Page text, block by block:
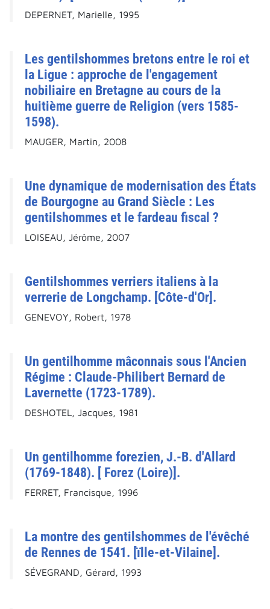
DEPERNET, Marielle, 1995
Les gentilshommes bretons entre le roi et
la Ligue : approche de l'engagement
nobiliaire en Bretagne au cours de la
huitième guerre de Religion (vers 1585-
1598).
MAUGER, Martin, 2008
Une dynamique de modernisation des États
de Bourgogne au Grand Siècle : Les
gentilshommes et le fardeau fiscal ?
LOISEAU, Jérôme, 2007
Gentilshommes verriers italiens à la
verrerie de Longchamp. [Côte-d'Or].
GENEVOY, Robert, 1978
Un gentilhomme mâconnais sous l'Ancien
Régime : Claude-Philibert Bernard de
Lavernette (1723-1789).
DESHOTEL, Jacques, 1981
Un gentilhomme forezien, J.-B. d'Allard
(1769-1848). [ Forez (Loire)].
FERRET, Francisque, 1996
La montre des gentilshommes de l'évêché
de Rennes de 1541. [ïlle-et-Vilaine].
SÉVEGRAND, Gérard, 1993